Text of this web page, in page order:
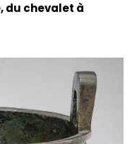
du chevalet à